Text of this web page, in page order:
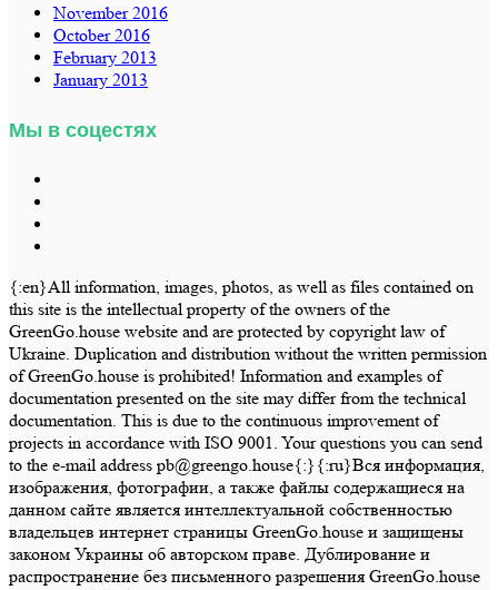
November 2016
October 2016
February 2013
January 2013
Мы в соцестях
{:en}All information, images, photos, as well as files contained on
this site is the intellectual property of the owners of the
GreenGo.house website and are protected by copyright law of
Ukraine. Duplication and distribution without the written permission
of GreenGo.house is prohibited! Information and examples of
documentation presented on the site may differ from the technical
documentation. This is due to the continuous improvement of
projects in accordance with ISO 9001. Your questions you can send
to the e-mail address pb@greengo.house{:}{:ru}Вся информация,
изображения, фотографии, а также файлы содержащиеся на
данном сайте является интеллектуальной собственностью
владельцев интернет страницы GreenGo.house и защищены
законом Украины об авторском праве. Дублирование и
распространение без письменного разрешения GreenGo.house